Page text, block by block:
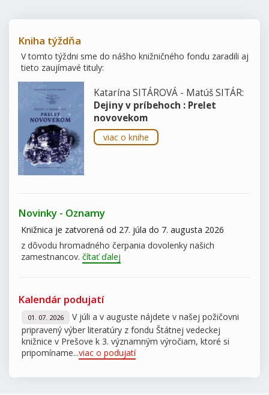
Kniha týždňa
V tomto týždni sme do nášho knižničného fondu zaradili aj
tieto zaujímavé tituly:
Katarína SITÁROVÁ - Matúš SITÁR:
Dejiny v príbehoch : Prelet
novovekom
viac o knihe
Novinky - Oznamy
Knižnica je zatvorená od 27. júla do 7. augusta 2026
z dôvodu hromadného čerpania dovolenky našich
zamestnancov. čítať ďalej
Kalendár podujatí
01. 07. 2026
V júli a v auguste nájdete v našej požičovni
pripravený výber literatúry z fondu Štátnej vedeckej
knižnice v Prešove k 3. významným výročiam, ktoré si
pripomíname...viac o podujatí